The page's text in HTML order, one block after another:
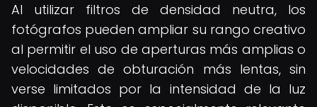
Al utilizar filtros de densidad neutra, los
fotógrafos pueden ampliar su rango creativo
al permitir el uso de aperturas más amplias o
velocidades de obturación más lentas, sin
verse limitados por la intensidad de la luz